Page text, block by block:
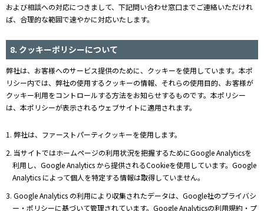
および相談への対応につきまして、下記問い合わせ窓口までご連絡いただけれ
ば、合理的な範囲で速やかに対応いたします。
8. クッキーポリシーについて
弊社は、お客様へのサービス提供のために、クッキーを使用しています。本ポ
リシー内では、弊社の使用するクッキーの情報、それらの使用目的、お客様が
クッキー利用をコントロールする方法をお知らせするものです。本ポリシー
は、本ポリシーが表示されるウェブサイトに適用されます。
1. 弊社は、ファーストパーティクッキーを使用します。
2. 当サイトではホームページの利用状況を把握するためにGoogle Analyticsを
利用し、Google Analytics から提供されるCookieを使用しています。Google
Analytics によって個人を特定する情報は取得していません。
3. Google Analytics の利用により収集されたデータは、Google社のプライバシ
ー・ポリシーに基づいて管理されています。Google Analyticsの利用規約・プ